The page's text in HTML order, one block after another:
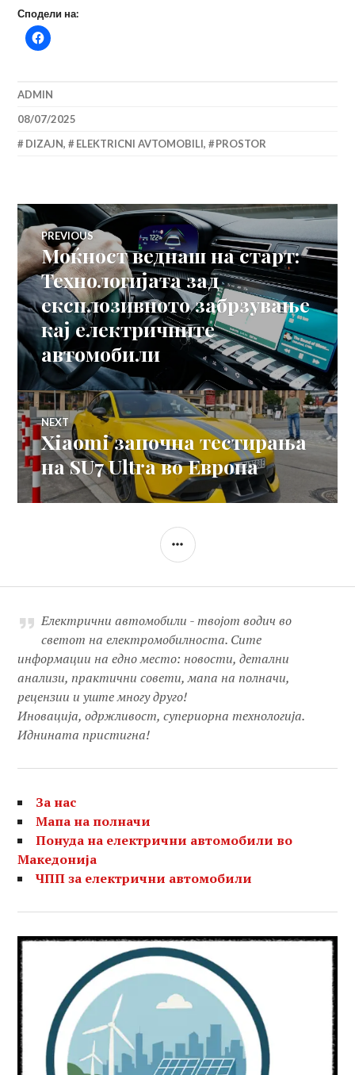
Сподели на:
ADMIN
08/07/2025
DIZAJN, ELEKTRICNI AVTOMOBILI, PROSTOR
Навигација
на
напис
PREVIOUS
Previous
post:
Моќност веднаш на старт:
Технологијата зад
експлозивното забрзување
кај електричните
автомобили
NEXT
Next
post:
Xiaomi започна тестирања
на SU7 Ultra во Европа
SIDEBAR
Електрични автомобили - твојот водич во
светот на електромобилноста. Сите
информации на едно место: новости, детални
анализи, практични совети, мапа на полначи,
рецензии и уште многу друго!
Иновација, одржливост, супериорна технологија.
Иднината пристигна!
За нас
Мапа на полначи
Понуда на електрични автомобили во
Македонија
ЧПП за електрични автомобили